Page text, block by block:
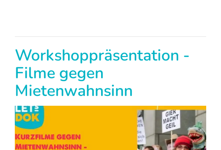
Workshoppräsentation -
Filme gegen
Mietenwahnsinn